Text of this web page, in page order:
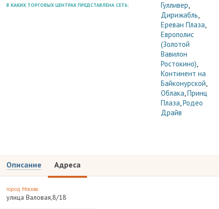
В КАКИХ ТОРГОВЫХ ЦЕНТРАХ ПРЕДСТАВЛЕНА СЕТЬ: Гулливер,
Дирижабль,
Ереван Плаза,
Европолис
(Золотой
Вавилон
Ростокино),
Континент на
Байконурской,
Облака,Принц
Плаза,Родео
Драйв
Описание Адреса
город Москва
улица Валовая,8/18